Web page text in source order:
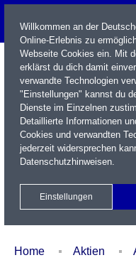
Name / WKN / ISIN / Kürzel
Xetra Realtime
Home Aktien
Willkommen an der
Online-Erlebnis zu
Webseite Cookies ein. Mit
erklärst du dich damit
verwandte Technologien
"Einstellungen" kannst du
Dienste im Einzelnen
Detaillierte Informationen
Cookies und verwandten
jederzeit widersprechen
Datenschutzhinweisen.
Einstellungen